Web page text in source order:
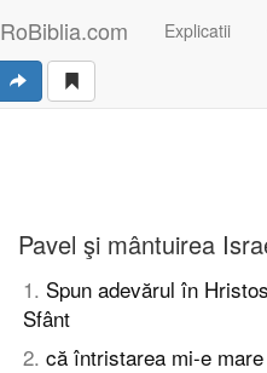
RoBiblia.com Explicatii
Pavel şi mântuirea
1. Spun adevărul în
Sfânt
2. că întristarea mi-e